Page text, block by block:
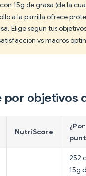
15g de grasa (de la
a la parrilla ofrece
Elige según tus
vs macros
por objetivos
NutriScore
252
15g